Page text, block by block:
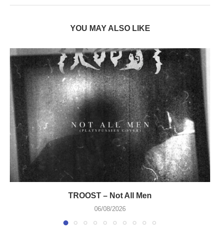
YOU MAY ALSO LIKE
TROOST – Not All Men
06/08/2026